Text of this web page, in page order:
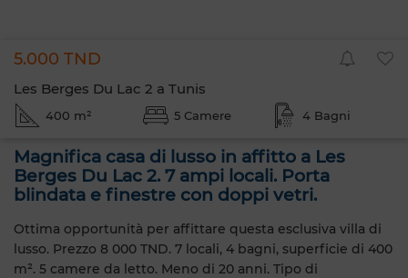
5.000 TND
Les Berges Du Lac 2 a Tunis
400 m² 5 Camere 4 Bagni
Magnifica casa di lusso in affitto a Les
Berges Du Lac 2. 7 ampi locali. Porta
blindata e finestre con doppi vetri.
Ottima opportunità per affittare questa esclusiva villa di
lusso. Prezzo 8 000 TND. 7 locali, 4 bagni, superficie di 400
m². 5 camere da letto. Meno di 20 anni. Tipo di